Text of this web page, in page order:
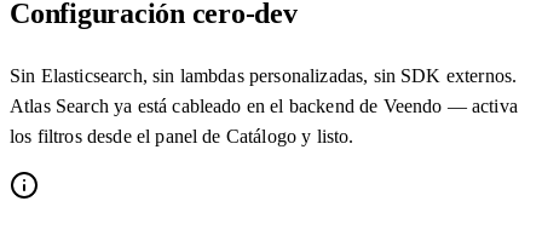
Configuración cero-dev
Sin Elasticsearch, sin lambdas personalizadas, sin SDK externos.
Atlas Search ya está cableado en el backend de Veendo — activa
los filtros desde el panel de Catálogo y listo.